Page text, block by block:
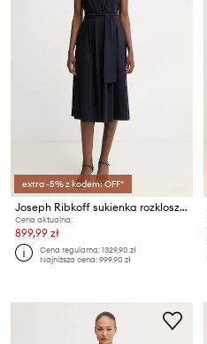
extra -5% z kodem: OFF*
Joseph Ribkoff sukienka rozkloszowana z bawełną
Cena aktualna:
899,99 zł
Cena regularna:1329,90 zł
Najniższa cena:999,90 zł